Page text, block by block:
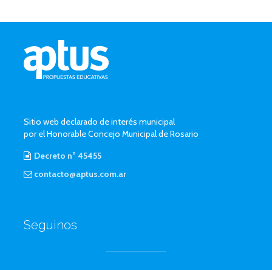
Sitio web declarado de interés municipal
por el Honorable Concejo Municipal de Rosario
Decreto n° 45455
contacto@aptus.com.ar
Seguinos